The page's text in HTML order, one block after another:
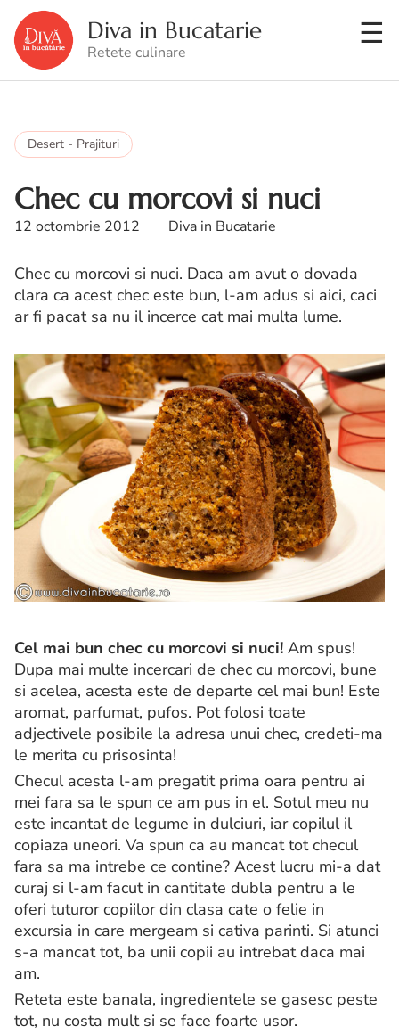
Diva in Bucatarie
Retete culinare
Desert - Prajituri
Chec cu morcovi si nuci
12 octombrie 2012 Diva in Bucatarie
Chec cu morcovi si nuci. Daca am avut o dovada
clara ca acest chec este bun, l-am adus si aici, caci
ar fi pacat sa nu il incerce cat mai multa lume.
Cel mai bun chec cu morcovi si nuci! Am spus!
Dupa mai multe incercari de chec cu morcovi, bune
si acelea, acesta este de departe cel mai bun! Este
aromat, parfumat, pufos. Pot folosi toate
adjectivele posibile la adresa unui chec, credeti-ma
le merita cu prisosinta!
Checul acesta l-am pregatit prima oara pentru ai
mei fara sa le spun ce am pus in el. Sotul meu nu
este incantat de legume in dulciuri, iar copilul il
copiaza uneori. Va spun ca au mancat tot checul
fara sa ma intrebe ce contine? Acest lucru mi-a dat
curaj si l-am facut in cantitate dubla pentru a le
oferi tuturor copiilor din clasa cate o felie in
excursia in care mergeam si cativa parinti. Si atunci
s-a mancat tot, ba unii copii au intrebat daca mai
am.
Reteta este banala, ingredientele se gasesc peste
tot, nu costa mult si se face foarte usor.